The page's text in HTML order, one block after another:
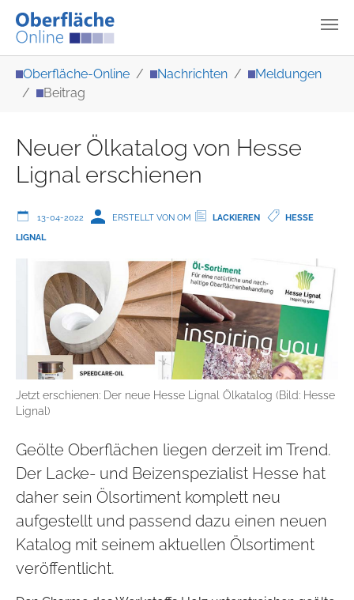
Oberfläche-Online Nachrichten
Meldungen
Beitrag
Neuer Ölkatalog von Hesse
Lignal erschienen
13-04-2022 ERSTELLT VON OM LACKIEREN
HESSE
LIGNAL
Jetzt erschienen: Der neue Hesse Lignal Ölkatalog (Bild: Hesse
Lignal)
Geölte Oberflächen liegen derzeit im Trend.
Der Lacke- und Beizenspezialist Hesse hat
daher sein Ölsortiment komplett neu
aufgestellt und passend dazu einen neuen
Katalog mit seinem aktuellen Ölsortiment
veröffentlicht.